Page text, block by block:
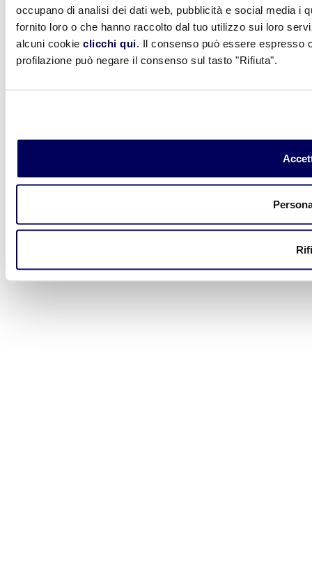
occupano di analisi dei dati web, pubblicità e social media i
fornito loro o che hanno raccolto dal tuo utilizzo sui loro
alcuni cookie clicchi qui. Il consenso può essere espresso
profilazione può negare il consenso sul tasto "Rifiuta".